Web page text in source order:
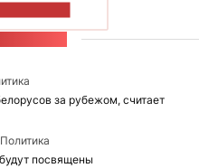
за рубежом, считает
посвящены